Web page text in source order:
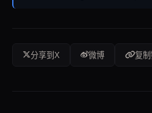
分享到X 微博 复